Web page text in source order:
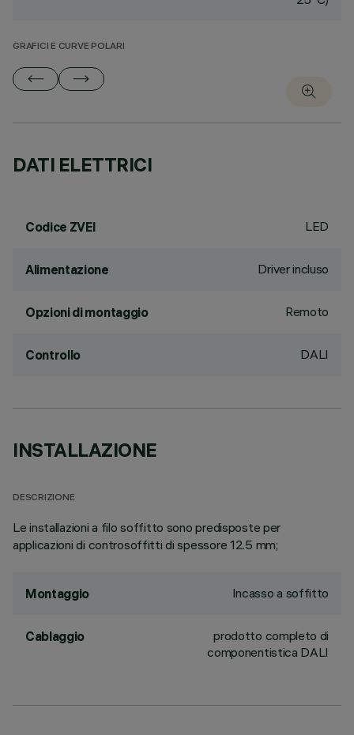
GRAFICI E CURVE POLARI
DATI ELETTRICI
Codice ZVEI LED
Alimentazione Driver incluso
Opzioni di montaggio Remoto
Controllo DALI
INSTALLAZIONE
DESCRIZIONE
Le installazioni a filo soffitto sono predisposte per
applicazioni di controsoffitti di spessore 12.5 mm;
Montaggio Incasso a soffitto
Cablaggio
prodotto completo di
componentistica DALI